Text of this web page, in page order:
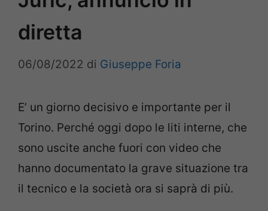
diretta
06/08/2022 di Giuseppe Foria
E’ un giorno decisivo e importante per il
Torino. Perché oggi dopo le liti interne, che
sono uscite anche fuori con video che
hanno documentato la grave situazione tra
il tecnico e la società ora si saprà di più.